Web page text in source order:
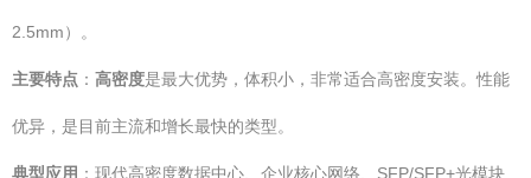
2.5mm）。
主要特点 ： 高密度是最大优势，体积小，非常适合高密度安装。性能
优异，是目前主流和增长最快的类型。
典型应用 ：现代高密度数据中心、企业核心网络、SFP/SFP+光模块